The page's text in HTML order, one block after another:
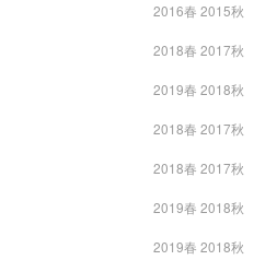
2016春 2015秋
2018春 2017秋
2019春 2018秋
2018春 2017秋
2018春 2017秋
2019春 2018秋
2019春 2018秋